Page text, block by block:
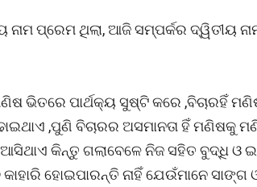
ନାମ ପ୍ରେମ ଥିଲା, ଆଜି ସମ୍ପର୍କର ଦ୍ୱିତୀୟ
ଭିତରେ ପାର୍ଥକ୍ୟ ସୁଷ୍ଟି କରେ ,ବିଚାରହିଁ
,ପୁଣି ବିଚାରର ଅସମାନତା ହିଁ ମଣିଷକୁ
କିନ୍ତୁ ଗଲାବେଳେ ନିଜ ସହିତ ବୁଦ୍ଧି ଓ
ହୋଇପାରନ୍ତି ନାହିଁ ଯେଉଁମାନେ